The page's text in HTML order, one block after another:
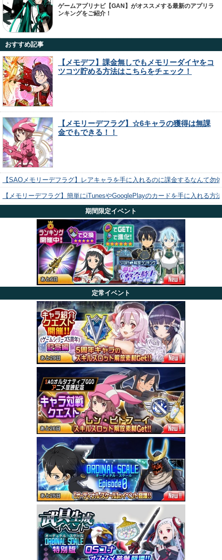
ゲームアプリナビ【GAN】がオススメする最新のアプリラ
ンキングをご紹介！
おすすめ記事
【メモデフ】課金無しでもメモリーダイヤをコ
ツコツ貯める方法はこちらをチェック！
【メモリーデフラグ】☆6キャラの獲得は無課
金でもできる！！
【SAOメモリーデフラグ】レアキャラを手に入れるのに課金するなんて勿
【メモリーデフラグ】簡単にiTunesやGooglePlayのカードを手に入れる方
期間限定イベント
定常イベント